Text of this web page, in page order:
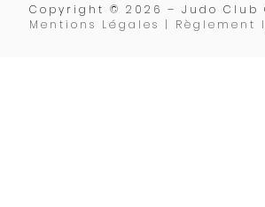
Copyrigh t © 2026 – Judo Club
Mentions Légales |